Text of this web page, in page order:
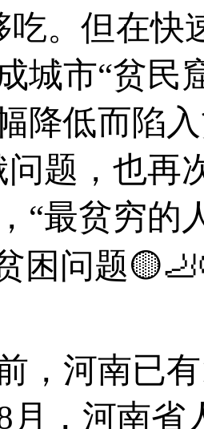
。但在
城市“贫民
降低而陷
题，也再
“最贫穷的
问题
河南已有
，河南